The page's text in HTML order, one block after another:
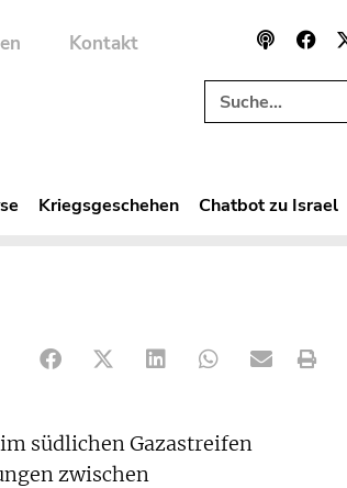
Kontakt
Kriegsgeschehen Chatbot zu Israel
südlichen Gazastreifen
zwischen